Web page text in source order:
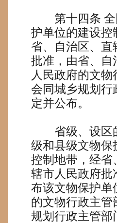
第十四条
护单位的建设控
省、自治区、直
批准，由省、自
人民政府的文物
会同城乡规划行
定并公布。
省级、设区
级和县级文物保
控制地带，经省
辖市人民政府批
布该文物保护单
的文物行政主管
规划行政主管部